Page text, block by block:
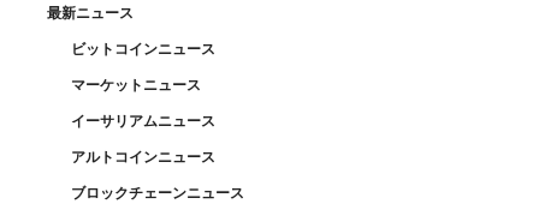
最新ニュース
ビットコインニュース
マーケットニュース
イーサリアムニュース
アルトコインニュース
ブロックチェーンニュース